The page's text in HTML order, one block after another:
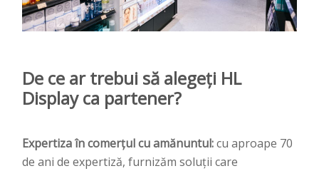
De ce ar trebui să alegeți HL
Display ca partener?
Expertiza în comerțul cu amănuntul:cu aproape 70
de ani de expertiză, furnizăm soluții care